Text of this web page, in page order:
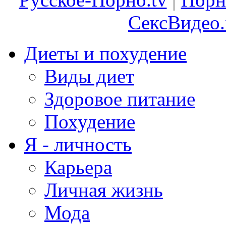
Диеты и похудение
Виды диет
Здоровое питание
Похудение
Я - личность
Карьера
Личная жизнь
Мода